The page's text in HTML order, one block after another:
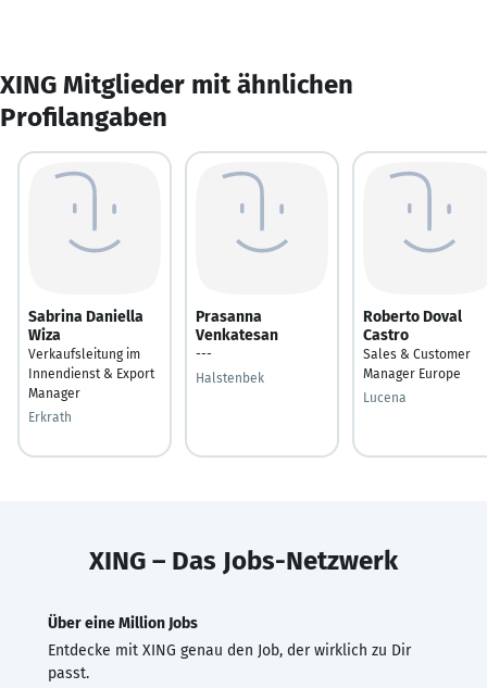
XING Mitglieder mit ähnlichen
Profilangaben
Sabrina Daniella
Wiza
Verkaufsleitung im
Innendienst & Export
Manager
Erkrath
Prasanna
Venkatesan
---
Halstenbek
Roberto Doval
Castro
Sales & Customer
Manager Europe
Lucena
XING – Das Jobs-Netzwerk
Über eine Million Jobs
Entdecke mit XING genau den Job, der wirklich zu Dir
passt.